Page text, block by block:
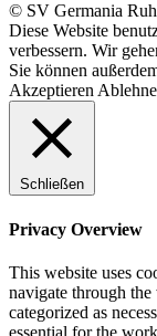
© SV Germania
Diese Website
verbessern. Wir
Sie können
Akzeptieren
Schließen
Privacy Overview
This website uses
navigate through the
categorized as
essential for the